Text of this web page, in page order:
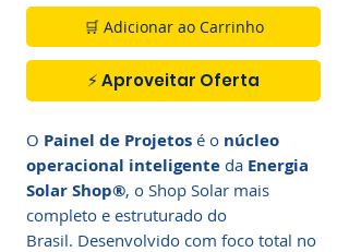
🛒 Adicionar ao Carrinho
⚡ Aproveitar Oferta
O Painel de Projetos é o núcleo
operacional inteligente da Energia
Solar Shop®, o Shop Solar mais
completo e estruturado do
Brasil. Desenvolvido com foco total no